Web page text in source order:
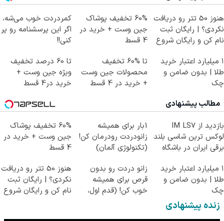
هنوز 50 تتر رو دریافت
نکردی؟ | رایگان ثبت
نام کن و رایگان شروع
60% تخفیف پوشاک
جین وست + خرید در
4 قسط
کمردردت خوب می‌شه،
اگر این پرسشنامه رو پر
کنی!!
۱ میلیارد اعتبار خرید
طلا | بدون ضامن و
چک
تا %60 تخفیف
محصولات جین وست
+ خرید در 4 قسط
تا 60 درصد تخفیف
ویژه جین وست +
خرید در4 قسط
مطالب پیشنهادی
بازدید از IM LS7
لوکس ترین شاسی بلند
برقی ایران در باشگاه
1بار برای همیشه
زانودردت رودرمان کن!
(تکنولوژی آلمان)
60% تخفیف پوشاک
جین وست + خرید در
4 قسط
۱ میلیارد اعتبار خرید
طلا | بدون ضامن و
چک
زانو دردت رو بدون
قرص برای همیشه
خوب کن! (قدم اول،
هنوز 50 تتر رو دریافت
نکردی؟ | رایگان ثبت
نام کن و رایگان شروع
زنده پیشنهادی